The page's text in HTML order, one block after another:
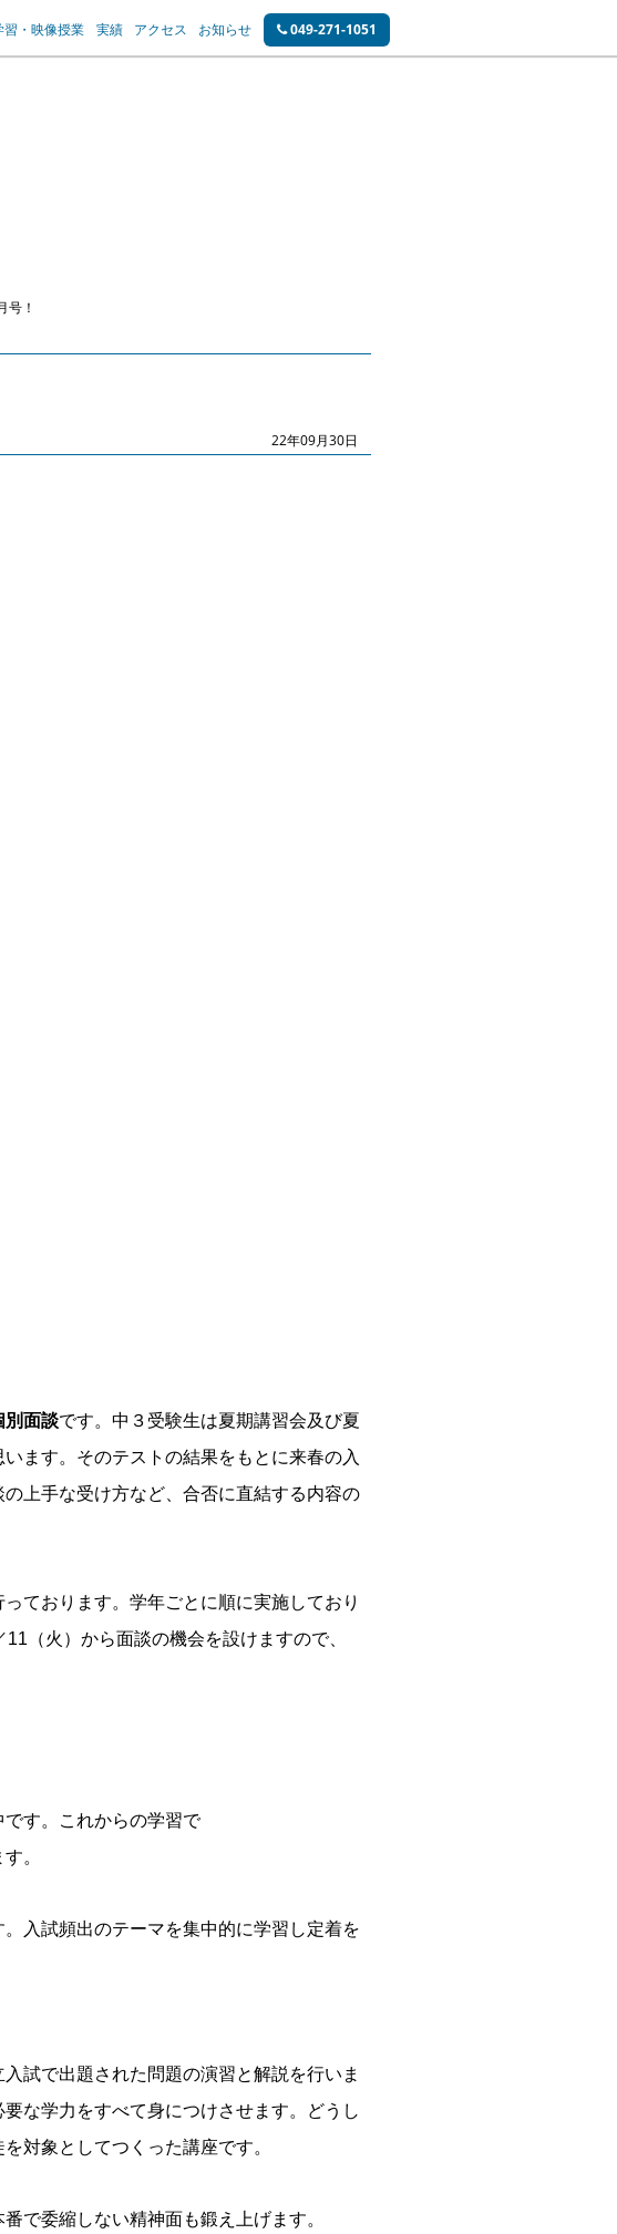
習・映像授業 実績 アクセス お知らせ 049-271-1051
号！
22年09月30日
別面談です。中３受験生は夏期講習会及び夏
ます。そのテストの結果をもとに来春の入
上手な受け方など、合否に直結する内容の
ております。学年ごとに順に実施しており
（火）から面談の機会を設けますので、
す。これからの学習で
。
入試頻出のテーマを集中的に学習し定着を
試で出題された問題の演習と解説を行いま
な学力をすべて身につけさせます。どうし
対象としてつくった講座です。
で委縮しない精神面も鍛え上げます。